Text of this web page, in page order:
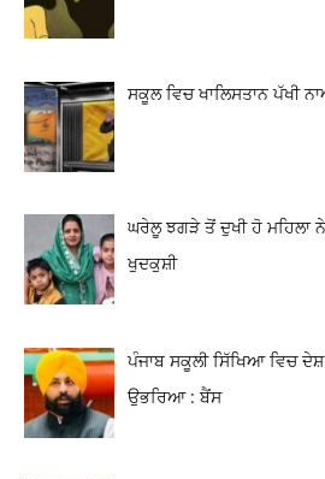
ਸਕੂਲ ਵਿਚ ਖਾਲਿਸਤਾਨ ਪੱਖੀ
ਘਰੇਲੂ ਝਗੜੇ ਤੋਂ ਦੁਖੀ ਹੋ ਮਹਿਲਾ
ਖੁਦਕੁਸ਼ੀ
ਪੰਜਾਬ ਸਕੂਲੀ ਸਿੱਖਿਆ ਵਿਚ
ਉਭਰਿਆ : ਬੈਂਸ